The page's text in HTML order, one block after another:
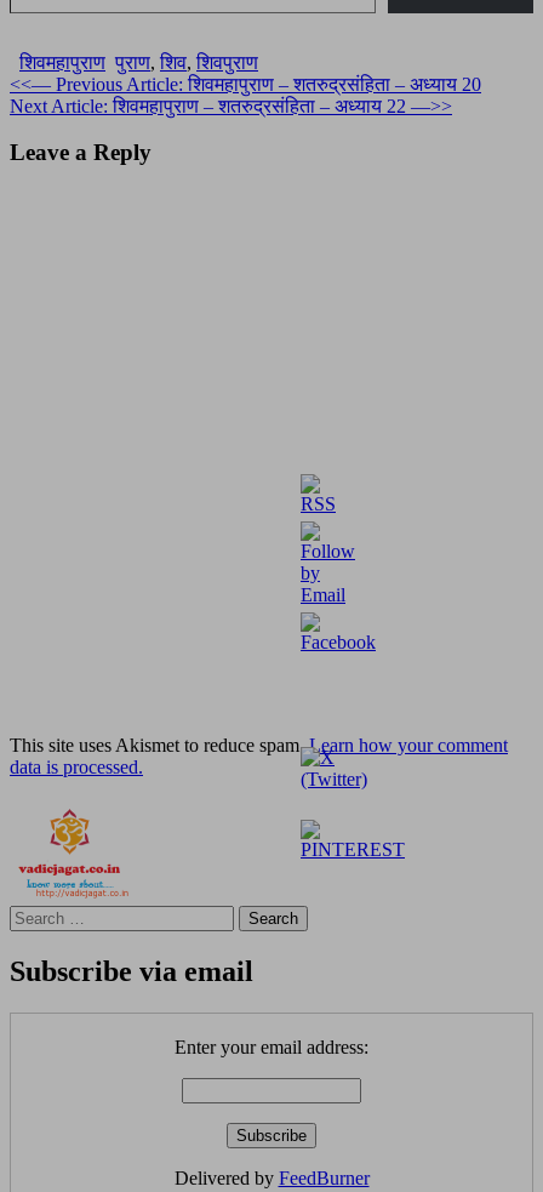
शिवमहापुराण पुराण, शिव, शिवपुराण
Post
navigation
<<— Previous Article: शिवमहापुराण – शतरुद्रसंहिता – अध्याय 20
Next Article: शिवमहापुराण – शतरुद्रसंहिता – अध्याय 22 —>>
Leave a Reply
This site uses Akismet to reduce spam.Learn how your comment
data is processed.
Search
for:
Subscribe via email
Enter your email address:
Delivered by FeedBurner